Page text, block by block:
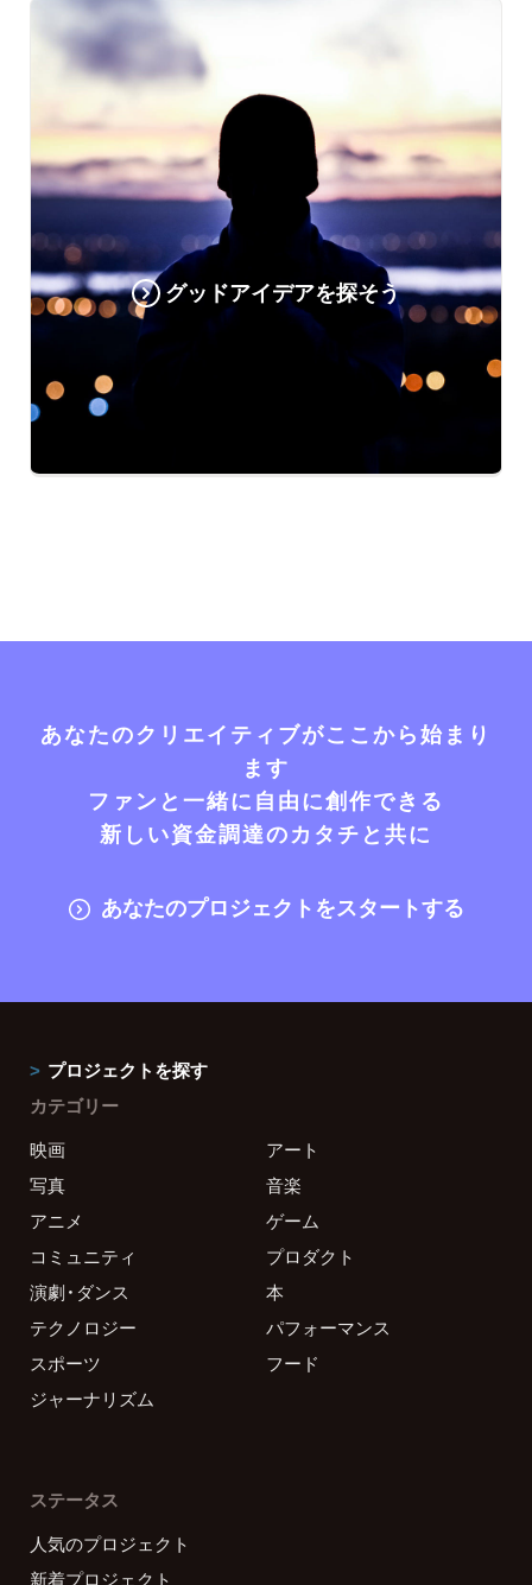
グッドアイデアを探そう
あなたのクリエイティブがここから始まり
ます
ファンと一緒に自由に創作できる
新しい資金調達のカタチと共に
あなたのプロジェクトをスタートする
プロジェクトを探す
カテゴリー
映画
アート
写真
音楽
アニメ
ゲーム
コミュニティ
プロダクト
演劇・ダンス
本
テクノロジー
パフォーマンス
スポーツ
フード
ジャーナリズム
ステータス
人気のプロジェクト
新着プロジェクト